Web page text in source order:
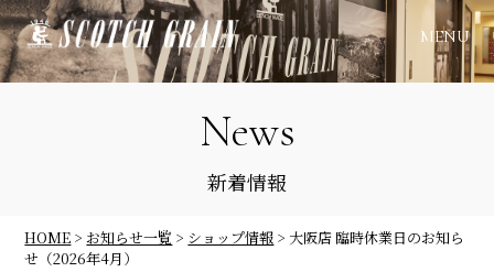
MENU
News
新着情報
HOME >お知らせ一覧 > ショップ情報 > 大阪店 臨時休業日のお知ら
せ（2026年4月）